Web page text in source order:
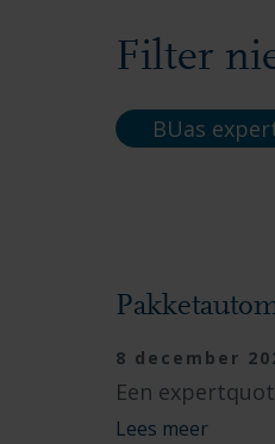
Filter
BUas
8 december
Een
Lees meer